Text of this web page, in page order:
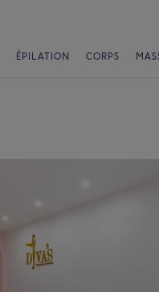
ÉPILATION CORPS